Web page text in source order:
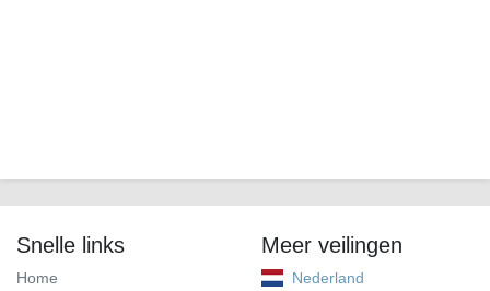
Snelle links
Home
Meer veilingen
Nederland